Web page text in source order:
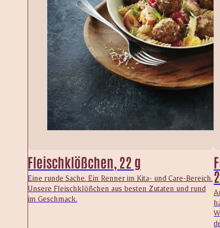
Fleischklößchen, 22 g
Eine runde Sache. Ein Renner im Kita- und Care-Bereich.
Unsere Fleischklößchen aus besten Zutaten und rund
im Geschmack.